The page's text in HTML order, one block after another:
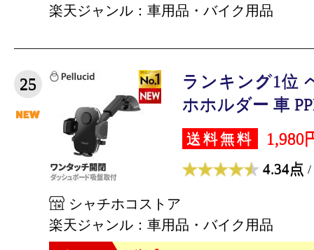
楽天ジャンル：車用品・バイク用品
25
ランキング1位
ホホルダー 車
送料無料 1,980
4.34点 /
シャチホコストア
楽天ジャンル：車用品・バイク用品